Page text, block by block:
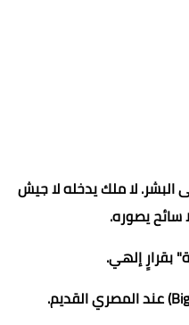
البشر. لا ملك يدخله لا جيش
سائح يصوره.
بقرارٍ إلهي.